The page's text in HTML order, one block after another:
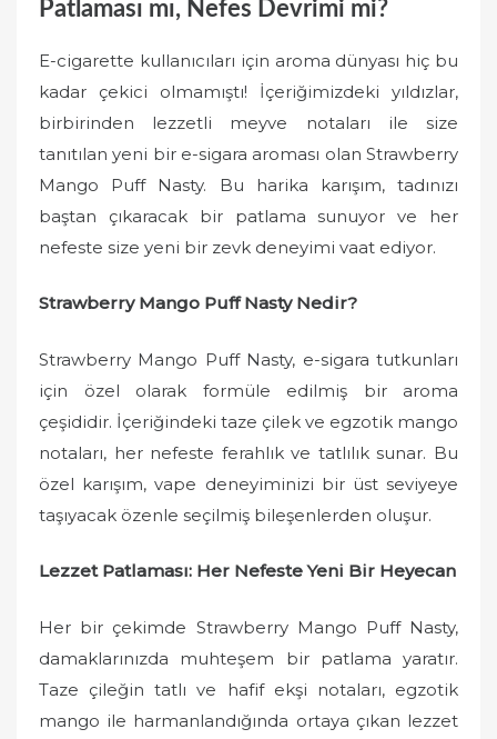
Patlaması mı, Nefes Devrimi mi?
E-cigarette kullanıcıları için aroma dünyası hiç bu
kadar çekici olmamıştı! İçeriğimizdeki yıldızlar,
birbirinden lezzetli meyve notaları ile size
tanıtılan yeni bir e-sigara aroması olan Strawberry
Mango Puff Nasty. Bu harika karışım, tadınızı
baştan çıkaracak bir patlama sunuyor ve her
nefeste size yeni bir zevk deneyimi vaat ediyor.
Strawberry Mango Puff Nasty Nedir?
Strawberry Mango Puff Nasty, e-sigara tutkunları
için özel olarak formüle edilmiş bir aroma
çeşididir. İçeriğindeki taze çilek ve egzotik mango
notaları, her nefeste ferahlık ve tatlılık sunar. Bu
özel karışım, vape deneyiminizi bir üst seviyeye
taşıyacak özenle seçilmiş bileşenlerden oluşur.
Lezzet Patlaması: Her Nefeste Yeni Bir Heyecan
Her bir çekimde Strawberry Mango Puff Nasty,
damaklarınızda muhteşem bir patlama yaratır.
Taze çileğin tatlı ve hafif ekşi notaları, egzotik
mango ile harmanlandığında ortaya çıkan lezzet